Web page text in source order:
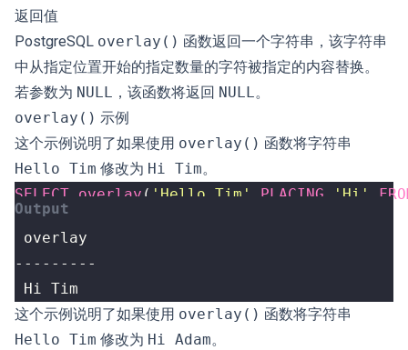
返回值
PostgreSQL overlay() 函数返回一个字符串，该字符串
中从指定位置开始的指定数量的字符被指定的内容替换。
若参数为 NULL ，该函数将返回 NULL。
overlay() 示例
这个示例说明了如果使用 overlay() 函数将字符串
Hello Tim 修改为 Hi Tim。
SELECT overlay ( 'Hello Tim' PLACING 'Hi'
Hi Tim
这个示例说明了如果使用 overlay() 函数将字符串
Hello Tim 修改为 Hi Adam。